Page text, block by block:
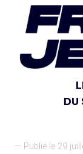
DU
— Publié le 29